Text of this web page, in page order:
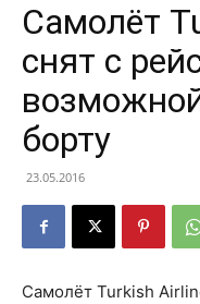
Самолёт
снят с
борту
23.05.2016
Самолёт Turkish